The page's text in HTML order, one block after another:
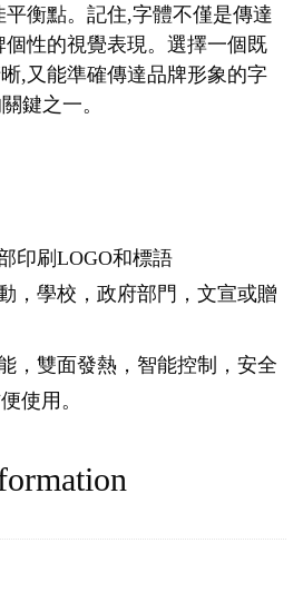
衡點。記住,字體不僅是傳達
性的視覺表現。選擇一個既
,又能準確傳達品牌形象的字
鍵之一。
印刷LOGO和標語
，學校，政府部門，文宣或贈
，雙面發熱，智能控制，安全
使用。